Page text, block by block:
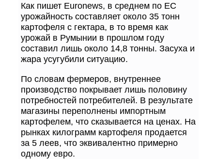
Как пишет Euronews, в среднем по ЕС
урожайность составляет около 35 тонн
картофеля с гектара, в то время как
урожай в Румынии в прошлом году
составил лишь около 14,8 тонны. Засуха и
жара усугубили ситуацию.
По словам фермеров, внутреннее
производство покрывает лишь половину
потребностей потребителей. В результате
магазины переполнены импортным
картофелем, что сказывается на ценах. На
рынках килограмм картофеля продается
за 5 леев, что эквивалентно примерно
одному евро.